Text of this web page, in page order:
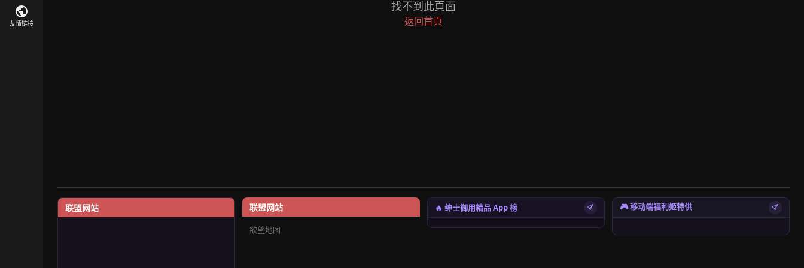
友情链接
找不到此頁面
返回首頁
联盟网站 联盟网站
欲望地图
🔥 绅士御用精品 App 榜 🎮 移动端福利姬特供